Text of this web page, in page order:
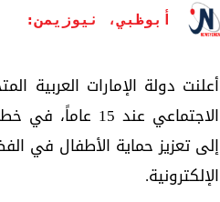
أبوظبي، نيوزيمن:
أعلنت دولة الإمارات العربية
الاجتماعي
إلى تعزيز حماية الأطفال في
الإلكترونية.